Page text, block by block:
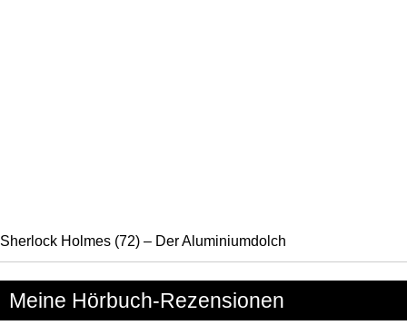
Sherlock Holmes (72) – Der Aluminiumdolch
Meine Hörbuch-Rezensionen